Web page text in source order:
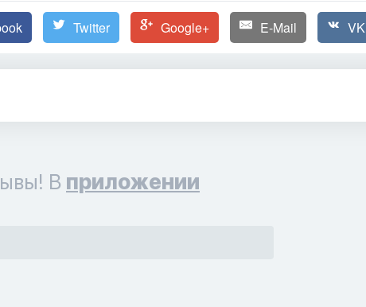
Twitter Google+ E-Mail VK
В приложении